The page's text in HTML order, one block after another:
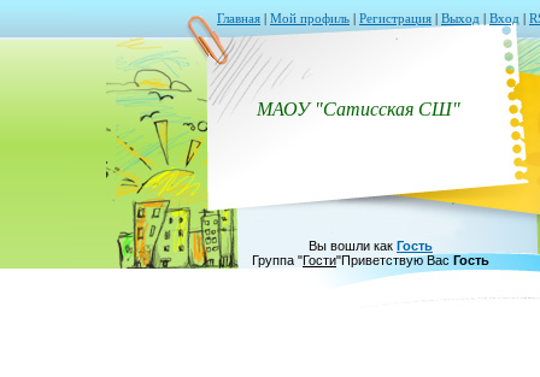
Главная Мой профиль Регистрация Выход Вход
МАОУ "Сатисская СШ"
Вы вошли как Гость
Группа "Гости"Приветствую Вас Гость